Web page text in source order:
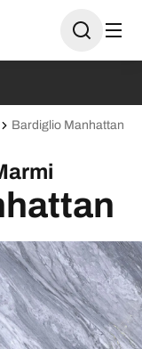
Bardiglio Manhattan